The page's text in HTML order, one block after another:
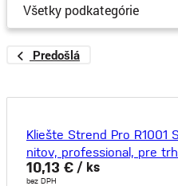
Všetky podkategórie
Predošlá
Kliešte Strend Pro R1001
nitov, professional, pre
10,13 € / ks
bez DPH